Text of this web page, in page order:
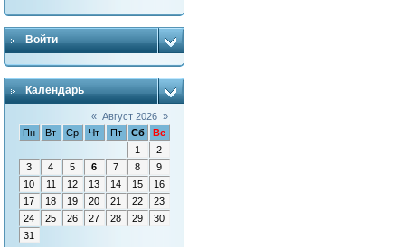
Войти
Календарь
« Август 2026 »
Пн
Вт Ср Чт Пт Сб
Вс
1
2
3
4 5 6 7 8
9
10
11 12 13 14 15
16
17
18 19 20 21 22
23
24
25 26 27 28 29
30
31